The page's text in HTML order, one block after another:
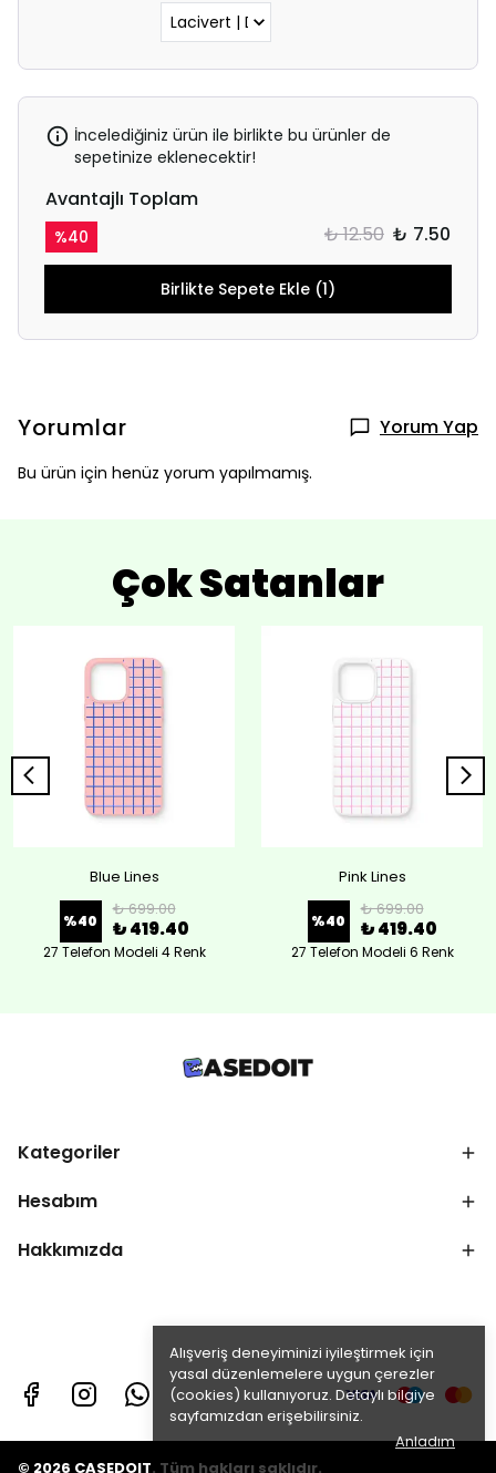
Alışveriş deneyiminizi iyileştirmek için
yasal düzenlemelere uygun çerezler
(cookies) kullanıyoruz. Detaylı bilgiye
sayfamızdan erişebilirsiniz.
Anladım
İncelediğiniz ürün ile birlikte bu ürünler de
sepetinize eklenecektir!
Avantajlı Toplam
%40 ₺ 12.50 ₺ 7.50
Birlikte Sepete Ekle (1)
Yorumlar Yorum Yap
Bu ürün için henüz yorum yapılmamış.
Çok Satanlar
Blue Lines
%40
₺ 699.00
₺ 419.40
27 Telefon Modeli 4 Renk
Pink Lines
%40
₺ 699.00
₺ 419.40
27 Telefon Modeli 6 Renk
Kategoriler
Hesabım
Hakkımızda
© 2026 CASEDOIT. Tüm hakları saklıdır.